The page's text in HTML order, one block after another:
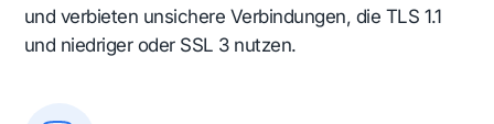
und verbieten unsichere Verbindungen, die TLS 1.1
und niedriger oder SSL 3 nutzen.